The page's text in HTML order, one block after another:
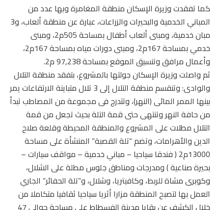
كما تفقدت وزيرة الإسكان منطقة المغامرة وبها عدد من
المباني الخدمية والبحيرات والزراعات، عبارة عن منطقة ألعاب، و3
مبان خدمية، ومبنى ألعاب أطفال بمساحة 505م2، ومبنى
خدمي بمساحة 167م2، ومبنى دورات مياه بمساحة 167م2،
وأعمال مرافق وتنسيق الموقع بمساحة 97,238 م2.
ثم واصلت وزيرة الإسكان جولتها بالمشروع، بتفقد منطقة التلال
والوادى: وتنقسم منطقة التلال إلى 3 تلال متباينة الارتفاعات يمر
بينها الممر المائى (النهر)، وتتدرج فى مجموعة من المصاطب تبدأ
من حافة النهر وتنتهى حتى قمة التلة بحيث تجعل من قمة
التلال مطلات على المشروع والمنطقة المحيطة وقلعة صلاح
الدين والأهرامات، وتضم “تلة القصبة” المنشأة على مساحة
13000م2 ( فندقا سياحيا – مباني خدمية – مواقف سيارات –
بحيرة صناعية ) ومدرجات ومناطق جلوس مطلة على الشلال،
وكوبرى مشاة للربط، وكافيتريا، وشلال، و”تلة الحفائر” الجاري
العمل بها لتصبح المنطقة مزارا أثريا سياحيا ثقافيا متكاملا من
خلال الكشف عن بقايا مدينة الفسطاط على مساحة حوالي 47